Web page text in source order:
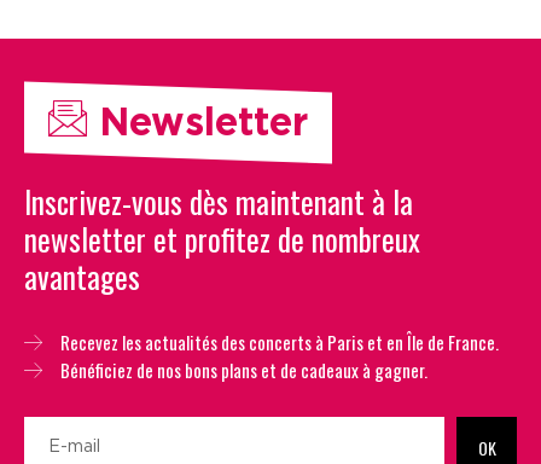
Newsletter
Inscrivez-vous dès maintenant à la
newsletter et profitez de nombreux
avantages
Recevez les actualités des concerts à Paris et en Île de France.
Bénéficiez de nos bons plans et de cadeaux à gagner.
OK